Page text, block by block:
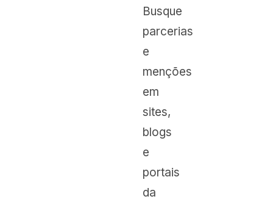
Busque
parcerias
e
menções
em
sites,
blogs
e
portais
da